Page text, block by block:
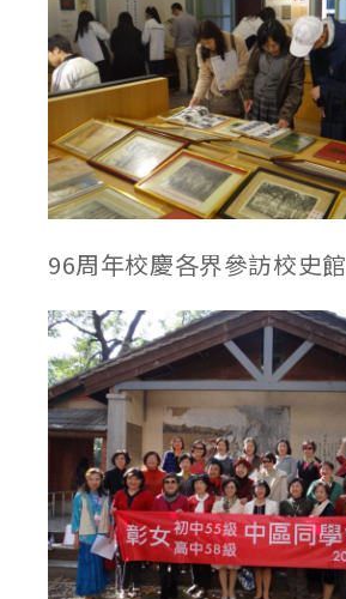
96周年校慶各界參訪校史館